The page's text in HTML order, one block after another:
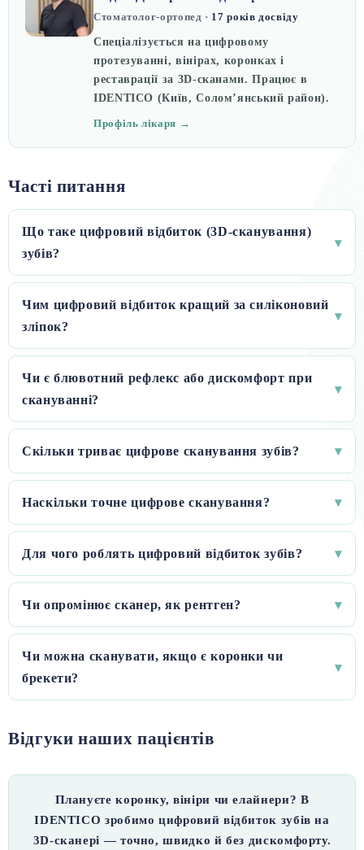
Стоматолог-ортопед · 17 років досвіду
Спеціалізується на цифровому
протезуванні, вінірах, коронках і
реставрації за 3D-сканами. Працює в
IDENTICO (Київ, Солом’янський район).
Профіль лікаря →
Часті питання
Що таке цифровий відбиток (3D-сканування)
зубів?
▾
Чим цифровий відбиток кращий за силіконовий
зліпок?
▾
Чи є блювотний рефлекс або дискомфорт при
скануванні?
▾
Скільки триває цифрове сканування зубів? ▾
Наскільки точне цифрове сканування? ▾
Для чого роблять цифровий відбиток зубів? ▾
Чи опромінює сканер, як рентген? ▾
Чи можна сканувати, якщо є коронки чи
брекети?
▾
Відгуки наших пацієнтів
Плануєте коронку, вініри чи елайнери? В
IDENTICO зробимо цифровий відбиток зубів на
3D-сканері — точно, швидко й без дискомфорту.